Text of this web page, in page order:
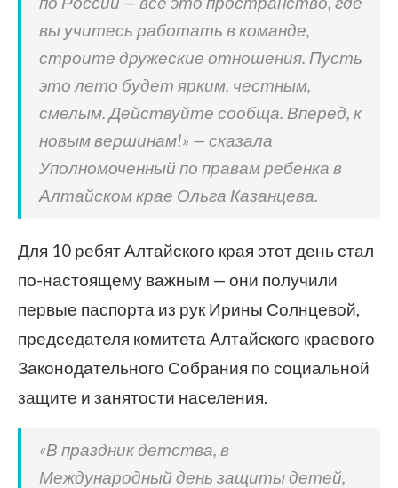
вы учитесь работать в команде,
строите дружеские отношения. Пусть
это лето будет ярким, честным,
смелым. Действуйте сообща. Вперед, к
новым вершинам!» — сказала
Уполномоченный по правам ребенка в
Алтайском крае Ольга Казанцева.
Для 10 ребят Алтайского края этот день стал
по-настоящему важным — они получили
первые паспорта из рук Ирины Солнцевой,
председателя комитета Алтайского краевого
Законодательного Собрания по социальной
защите и занятости населения.
«В праздник детства, в
Международный день защиты детей,